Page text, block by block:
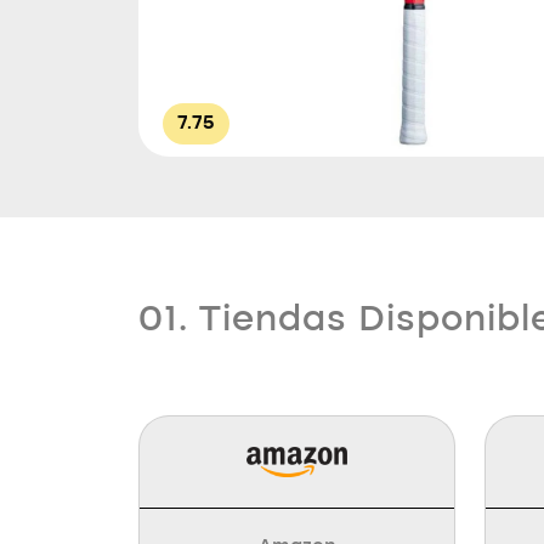
7.75
01. Tiendas